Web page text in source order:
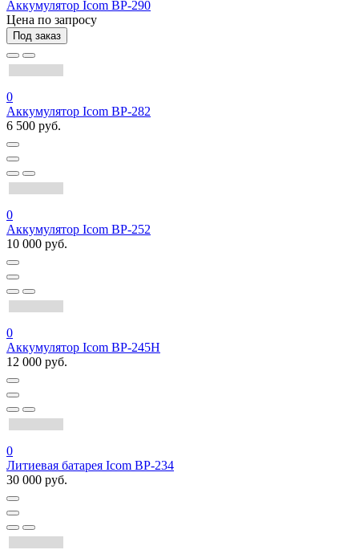
Аккумулятор Icom BP-290
Цена по запросу
Под заказ
0
Аккумулятор Icom BP-282
6 500 руб.
0
Аккумулятор Icom BP-252
10 000 руб.
0
Аккумулятор Icom BP-245H
12 000 руб.
0
Литиевая батарея Icom BP-234
30 000 руб.